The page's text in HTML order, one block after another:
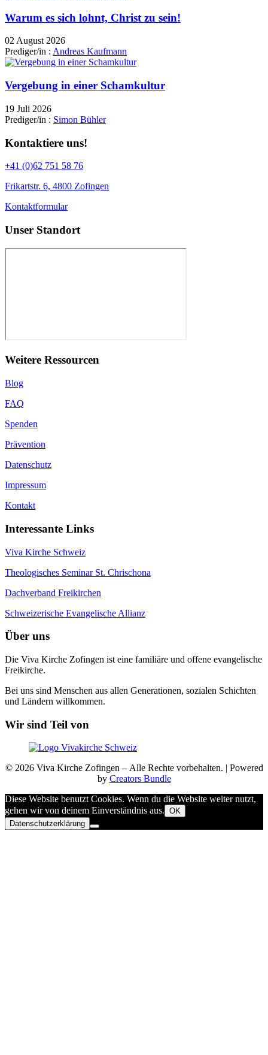
Warum es sich lohnt, Christ zu sein!
02 August 2026
Prediger/in : Andreas Kaufmann
Vergebung in einer Schamkultur
19 Juli 2026
Prediger/in : Simon Bühler
Kontaktiere uns!
+41 (0)62 751 58 76
Frikartstr. 6, 4800 Zofingen
Kontaktformular
Unser Standort
Weitere Ressourcen
Blog
FAQ
Spenden
Prävention
Datenschutz
Impressum
Kontakt
Interessante Links
Viva Kirche Schweiz
Theologisches Seminar St. Chrischona
Dachverband Freikirchen
Schweizerische Evangelische Allianz
Über uns
Die Viva Kirche Zofingen ist eine familiäre und offene evangelische
Freikirche.
Bei uns sind Menschen aus allen Generationen, sozialen Schichten
und Ländern willkommen.
Wir sind Teil von
© 2026 Viva Kirche Zofingen – Alle Rechte vorbehalten. | Powered
by Creators Bundle
Diese Website benutzt Cookies. Wenn du die Website weiter nutzt,
gehen wir von deinem Einverständnis aus. OK
Datenschutzerklärung